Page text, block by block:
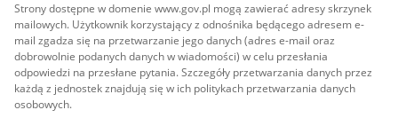
Strony dostępne w domenie www.gov.pl mogą zawierać adresy skrzynek
mailowych. Użytkownik korzystający z odnośnika będącego adresem e-
mail zgadza się na przetwarzanie jego danych (adres e-mail oraz
dobrowolnie podanych danych w wiadomości) w celu przesłania
odpowiedzi na przesłane pytania. Szczegóły przetwarzania danych przez
każdą z jednostek znajdują się w ich politykach przetwarzania danych
osobowych.